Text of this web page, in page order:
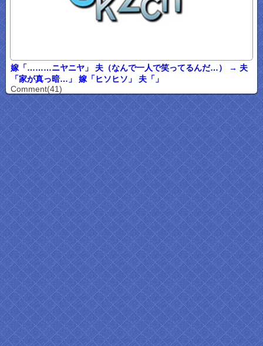
嫁「………ニヤニヤ」 夫（なんで一人で笑ってるんだ…） → 夫
「家が真っ暗…」 嫁「ヒソヒソ」 夫「」
Comment(41)